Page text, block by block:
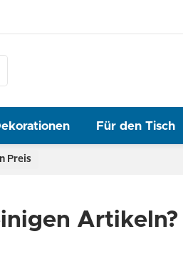
Für den Tisch
Preis
Artikeln?